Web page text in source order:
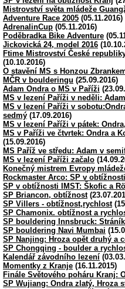
Mistrovství světa mládeže
Adventure Race 2005 (05.11.2016)
AdrenalinCup (05.11.2016)
Poděbradka Bike Adventure
Jickovická 24, model 2016
Ftime Mistrovství České
(10.10.2016)
O stavění MS s Honzou
MČR v boulderingu (25.09.2016)
Adam Ondra o MS v Paříži
MS v lezení Paříži v neděli:
MS v lezení Paříži v
sedmý (17.09.2016)
MS v lezení Paříži v pátek:
MS v Paříži ve čtvrtek: Ondra a
(15.09.2016)
MS Paříž ve středu: Adam v
MS v lezení Paříži začalo
Konečný mistrem Evropy
Rockmaster Arco: SP v
SP v obtížnosti IMST: Škofic a
SP Briancon, obtížnost
SP Villers - obtížnost,rychlost
SP Chamonix. obtížnost a
SP bouldering Innsbruck:
SP bouldering Navi Mumbai
SP Nanjing: Hroza opět druhý a
SP Chongqing - boulder a
Kalendář závodního lezení
Momentky z Kranje (16.11.2015)
Finále Světového poháru Kranj:
SP Wujiang: Ondra zlatý, Hroza